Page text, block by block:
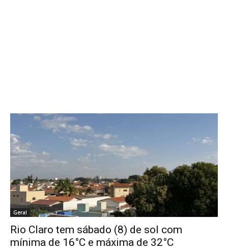
Geral
Rio Claro tem sábado (8) de sol com
mínima de 16°C e máxima de 32°C